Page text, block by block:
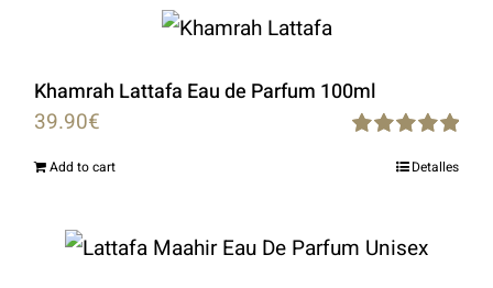
Khamrah Lattafa Eau de Parfum 100ml
out of 5
39.90€
Add to cart Detalles